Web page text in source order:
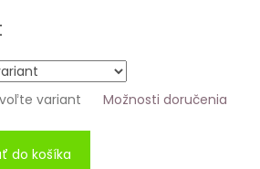
variant Možnosti doručenia
do košíka